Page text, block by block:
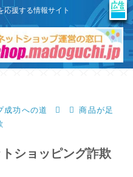
X
ションを含みます
応援する情報サイト
成功への道
商品が足
ショッピング詐欺